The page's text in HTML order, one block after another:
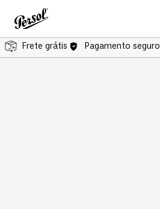
Frete grátis Pagamento seguro